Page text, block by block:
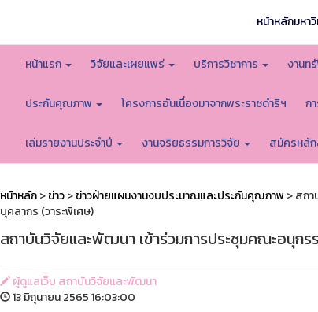
หน้าหลักมหา
หน้าแรก วิจัยและเผยแพร่ บริการวิชาการ งานท
ประกันคุณภาพ โครงการอันเนื่องมาจากพระราชดำริฯ ก
เล่มรายงานประจำปี งานจริยธรรมการวิจัย สมัครหลั
หน้าหลัก>ข่าว>ข่าวฝ่ายแผนงานงบประมาณและประกันคุณภาพ > สถ
บุคลากร (วาระพิเศษ)
สถาบันวิจัยและพัฒนา เข้าร่วมการประชุมคณะอนุก
ผู้ดูแลเว็บ สถาบันวิจัยและพัฒนา
13 มิถุนายน 2565 16:03:00